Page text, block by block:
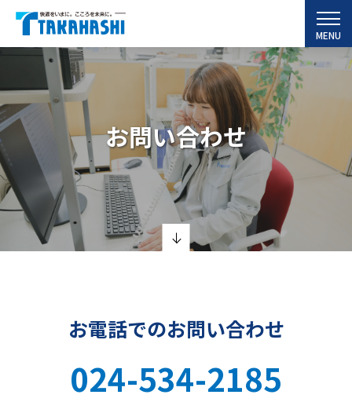
MENU
お問い合わせ
お電話でのお問い合わせ
024-534-2185